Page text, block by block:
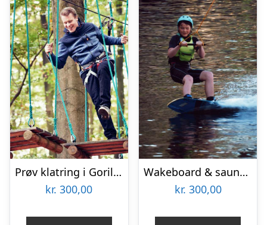
Prøv klatring i Gorilla Park
kr. 300,00
Wakeboard & sauna hos Aalborg Cable Park
kr. 300,00